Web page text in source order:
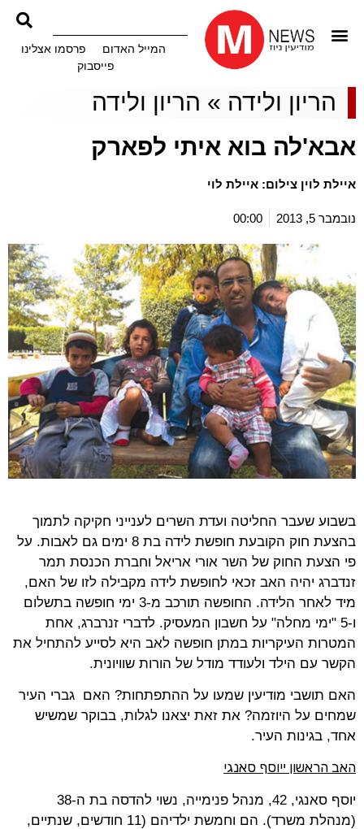
המייל האדום
פרסמו אצלינו
פייסבוק
הריון ולידה » הריון ולידה
אבא'לה בוא איתי לפארק
איילת לוין צילום: איילת לוי
נובמבר 5, 2013 00:00
בשבוע שעבר החליטה ועדת השרים לענייני חקיקה לתמוך
בהצעת חוק הקובעת חופשת לידה בת 8 ימים גם לאבות. על
פי הצעת החוק של השר אורי אריאל וחברת הכנסת תמר
זנדברג יהיה האב זכאי לחופשת לידה מקבילה לזו של האם,
מיד לאחר הלידה. החופשה תורכב מ-3 ימי חופשה בתשלום
ו-5 "ימי מחלה" על חשבון המעסיק. לדברי זנרברג, אחת
המטרות העיקריות במתן חופשה לאב היא לסייע להתחיל את
הקשר עם הילד ולעודד מודל של הורות שוויונית.
האם תושבי מודיעין שמעו על ההתפתחות? האם גברי העיר
שמחים על היוזמה? את זאת יצאנו לגלות, בבוקר שמשיש
אחד, בגינות העיר.
האב הראשון ייוסף סאנגי
יוסף סאנגי, 42, מנהל פנימייה, נשוי להדסה בת ה-38
(מנהלת משרד). הם וחמשת ילדיהם (11 חודשים, שנתיים,